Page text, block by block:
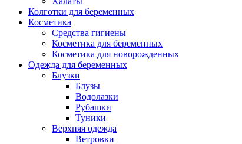
Колготки для беременных
Косметика
Cредства гигиены
Косметика для беременных
Косметика для новорожденных
Одежда для беременных
Блузки
Блузы
Водолазки
Рубашки
Туники
Верхняя одежда
Ветровки